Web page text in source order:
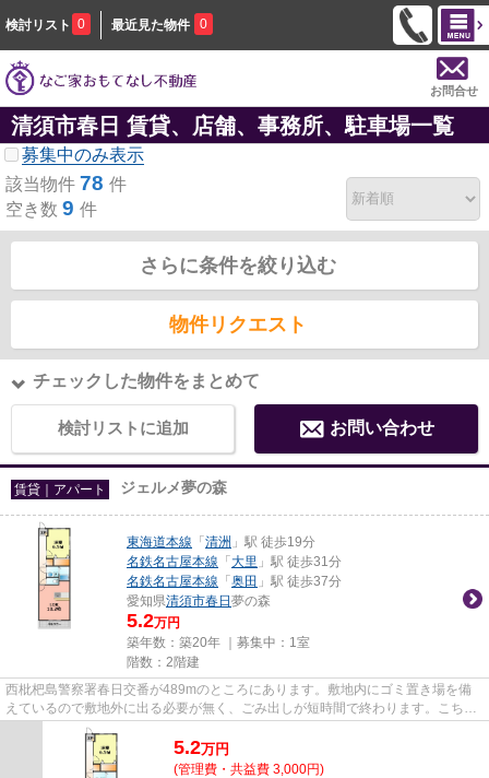
検討リスト 0 最近見た物件 0
お問合せ
清須市春日 賃貸、店舗、事務所、駐車場一覧
募集中のみ表示
該当物件 78 件
空き数 9 件
さらに条件を絞り込む
物件リクエスト
チェックした物件をまとめて
検討リストに追加 お問い合わせ
賃貸｜アパート ジェルメ夢の森
東海道本線 「 清洲 」駅 徒歩19分
名鉄名古屋本線 「 大里 」駅 徒歩31分
名鉄名古屋本線 「 奥田 」駅 徒歩37分
愛知県清須市春日 夢の森
5.2万円
築年数：築20年 ｜募集中： 1室
階数：2階建
西枇杷島警察署春日交番が489mのところにあります。敷地内にゴミ置き場を備
えているので敷地外に出る必要が無く、ごみ出しが短時間で終わります。こちら
の物件はアパートです。「ジェ...
5.2万円
(管理費・共益費 3,000円)